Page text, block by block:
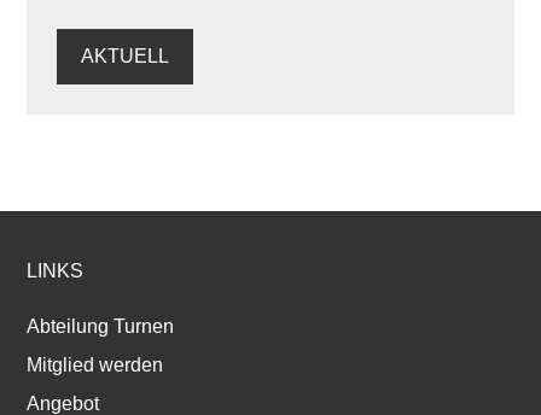
AKTUELL
LINKS
Abteilung Turnen
Mitglied werden
Angebot